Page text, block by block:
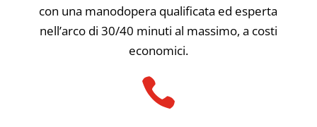
con una manodopera qualificata ed esperta
nell’arco di 30/40 minuti al massimo, a costi
economici.
